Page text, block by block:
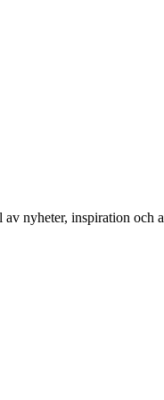
nyheter, inspiration och